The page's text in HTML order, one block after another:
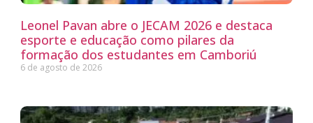
Leonel Pavan abre o JECAM 2026 e destaca
esporte e educação como pilares da
formação dos estudantes em Camboriú
6 de agosto de 2026